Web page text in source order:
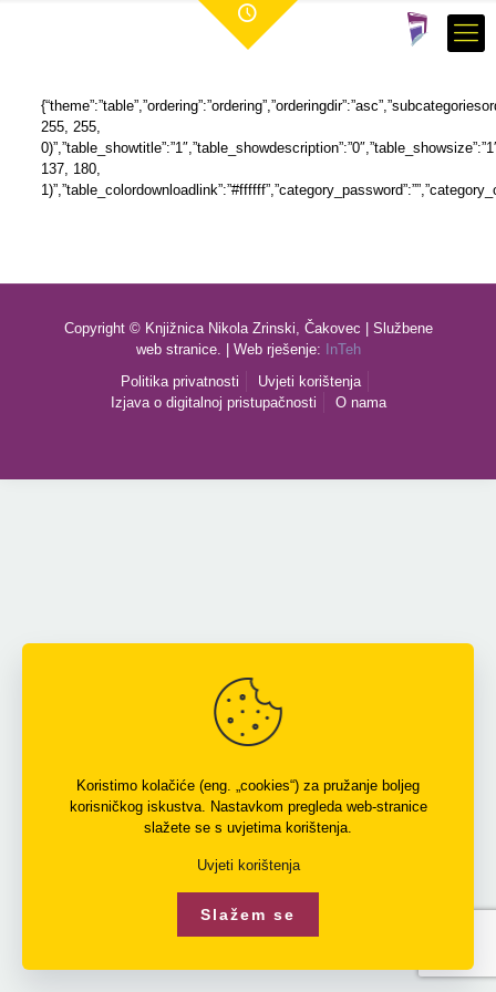
255, 255,
137, 180,
Copyright © Knjižnica Nikola Zrinski, Čakovec | Službene
web stranice. | Web rješenje:
InTeh
Politika privatnosti
Uvjeti korištenja
Izjava o digitalnoj pristupačnosti
O nama
Koristimo kolačiće (eng. „cookies“) za pružanje boljeg
korisničkog iskustva. Nastavkom pregleda web-stranice
slažete se s uvjetima korištenja.
Uvjeti korištenja
Slažem se